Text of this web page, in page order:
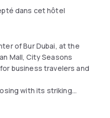
dans cet hôtel
of Bur Dubai, at the
Mall, City Seasons
business travelers and
with its striking
interior have been